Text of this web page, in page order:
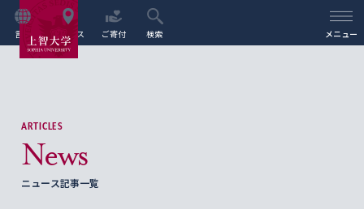
言語 アクセス ご寄付 検索 メニュー
ARTICLES
News
ニュース記事一覧